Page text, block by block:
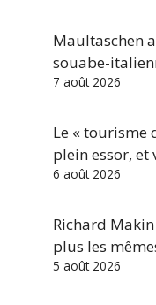
Maultaschen
souabe-
7 août 2026
Le « tourisme
plein essor, et
6 août 2026
Richard
plus les
5 août 2026